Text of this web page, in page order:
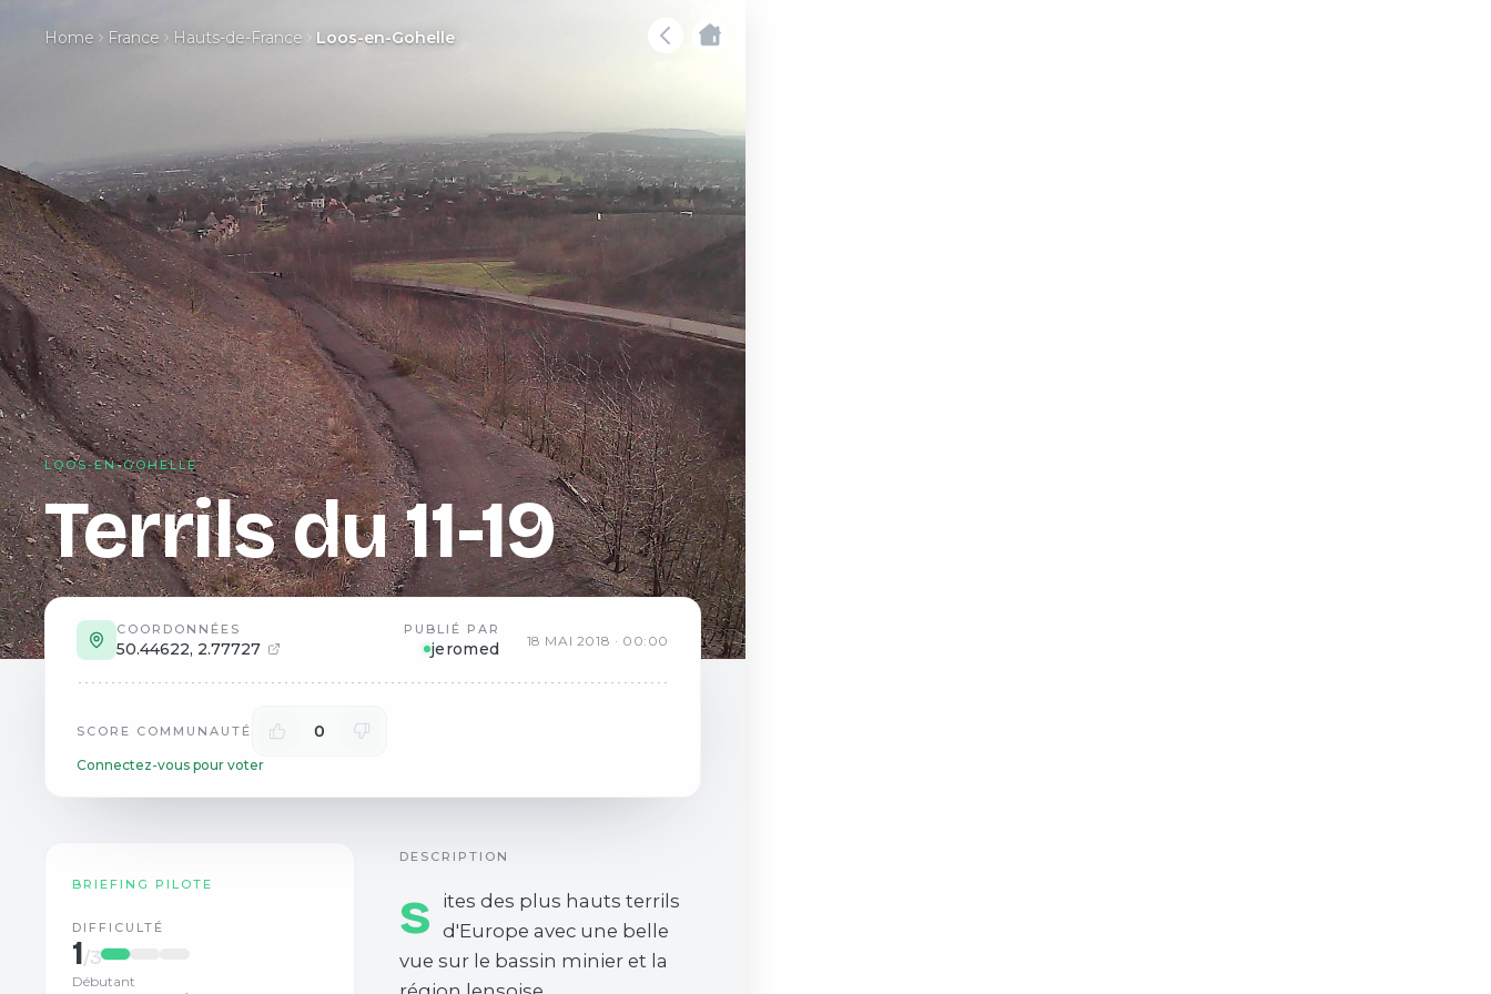
Home France Hauts-de-France Loos-en-Gohelle
LOOS-EN-GOHELLE
Terrils du 11-19
COORDONNÉES
50.44622, 2.77727
PUBLIÉ PAR
jeromed 18 MAI 2018 · 00:00
SCORE COMMUNAUTÉ 0
Connectez-vous pour voter
BRIEFING PILOTE
DIFFICULTÉ
1/3
Débutant
DESCRIPTION
s
ites des plus hauts terrils
d'Europe avec une belle
vue sur le bassin minier et la